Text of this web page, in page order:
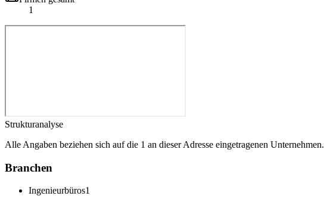
1
Strukturanalyse
Alle Angaben beziehen sich auf die 1 an dieser Adresse eingetragenen Unternehmen.
Branchen
Ingenieurbüros1